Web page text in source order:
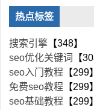
热点标签
搜索引擎 【348】
seo优化关键词
【
seo入门教程 【299】
免费seo教程 【299】
seo基础教程 【299】